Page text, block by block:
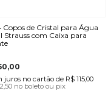
Copos de Cristal para Água
Strauss com Caixa para
juros no cartão de R$ 115,00
no boleto ou pix